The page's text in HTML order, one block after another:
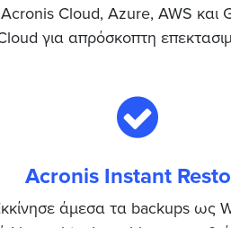
Acronis Cloud, Azure, AWS και
για απρόσκοπτη
Acronis Instant
άμεσα τα backups ως